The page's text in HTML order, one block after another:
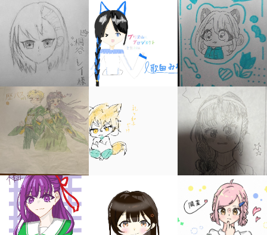
キミノラジオ配信中！
いろんな動画が